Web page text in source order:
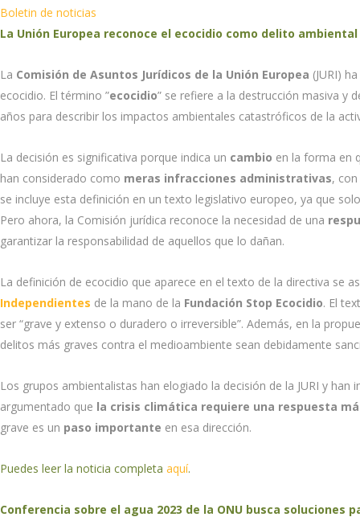
Boletin de noticias
La Unión Europea reconoce el ecocidio como delito
La Comisión de Asuntos Jurídicos de la Unión Europea (JURI)
ecocidio. El término ”ecocidio” se refiere a la destrucción masiva y
años para describir los impactos ambientales catastróficos de la
La decisión es significativa porque indica un cambio en la forma en
han considerado como meras infracciones administrativas,
se incluye esta definición en un texto legislativo europeo, ya que
Pero ahora, la Comisión jurídica reconoce la necesidad de una
garantizar la responsabilidad de aquellos que lo dañan.
La definición de ecocidio que aparece en el texto de la directiva se
Independientes de la mano de la Fundación Stop Ecocidio. El
ser “grave y extenso o duradero o irreversible”. Además, en la
delitos más graves contra el medioambiente sean debidamente
Los grupos ambientalistas han elogiado la decisión de la JURI y
argumentado que la crisis climática requiere una respuesta
grave es un paso importante en esa dirección.
Puedes leer la noticia completa aquí.
Conferencia sobre el agua 2023 de la ONU busca